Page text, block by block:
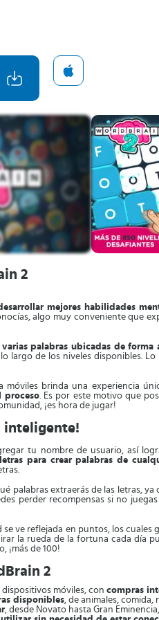
2
mejores habilidades
algo muy conveniente que
varias palabras ubicadas de
largo de los niveles disponibles.
móviles brinda una experiencia
proceso. Es por este motivo que
¡es hora de jugar!
inteligente!
tu nombre de usuario, así
para crear palabras de
palabras extraerás de las letras,
perder recompensas si no
ve reflejada en puntos, los cuales
la rueda de la fortuna cada día
¡más de 100!
2
móviles, con compras
disponibles, de animales, comida,
, desde Novato hasta Gran